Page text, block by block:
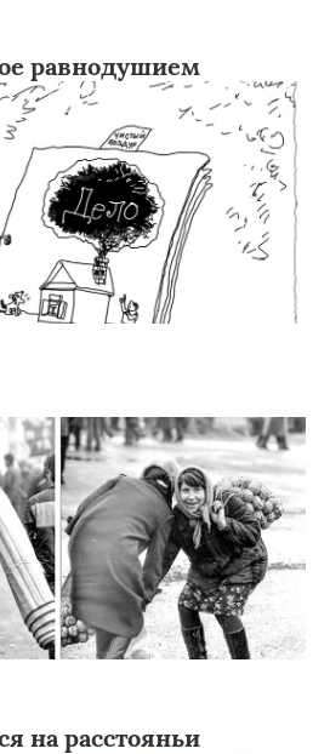
равнодушием
на расстояньи